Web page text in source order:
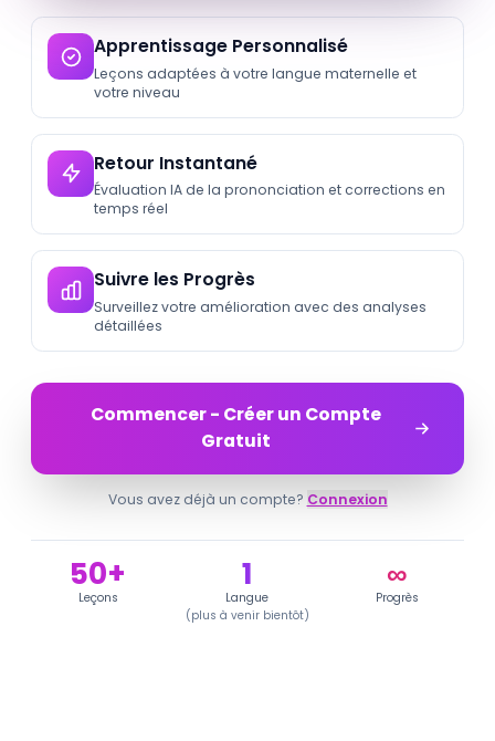
Apprentissage Personnalisé
Leçons adaptées à votre langue maternelle et
votre niveau
Retour Instantané
Évaluation IA de la prononciation et corrections en
temps réel
Suivre les Progrès
Surveillez votre amélioration avec des analyses
détaillées
Commencer - Créer un Compte
Gratuit
Vous avez déjà un compte? Connexion
50+
Leçons
1
Langue
(plus à venir bientôt)
∞
Progrès